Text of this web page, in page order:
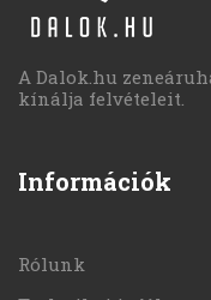
A Dalok.hu
kínálja felvételeit.
Információk
Rólunk